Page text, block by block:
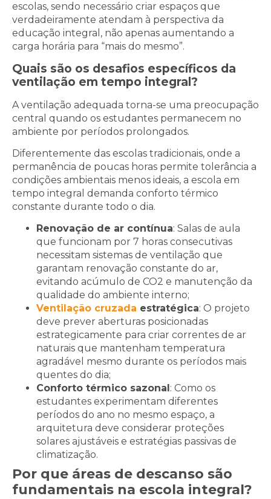
escolas, sendo necessário criar espaços que
verdadeiramente atendam à perspectiva da
educação integral, não apenas aumentando a
carga horária para “mais do mesmo”.
Quais são os desafios específicos da
ventilação em tempo integral?
A ventilação adequada torna-se uma preocupação
central quando os estudantes permanecem no
ambiente por períodos prolongados.
Diferentemente das escolas tradicionais, onde a
permanência de poucas horas permite tolerância a
condições ambientais menos ideais, a escola em
tempo integral demanda conforto térmico
constante durante todo o dia.
Renovação de ar contínua: Salas de aula
que funcionam por 7 horas consecutivas
necessitam sistemas de ventilação que
garantam renovação constante do ar,
evitando acúmulo de CO2 e manutenção da
qualidade do ambiente interno;
Ventilação cruzada estratégica: O projeto
deve prever aberturas posicionadas
estrategicamente para criar correntes de ar
naturais que mantenham temperatura
agradável mesmo durante os períodos mais
quentes do dia;
Conforto térmico sazonal : Como os
estudantes experimentam diferentes
períodos do ano no mesmo espaço, a
arquitetura deve considerar proteções
solares ajustáveis e estratégias passivas de
climatização.
Por que áreas de descanso são
fundamentais na escola integral?